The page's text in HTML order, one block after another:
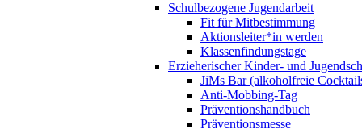
Schulbezogene Jugendarbeit
Fit für Mitbestimmung
Aktionsleiter*in werden
Klassenfindungstage
Erzieherischer Kinder- und
JiMs Bar (alkoholfreie
Anti-Mobbing-Tag
Präventionshandbuch
Präventionsmesse